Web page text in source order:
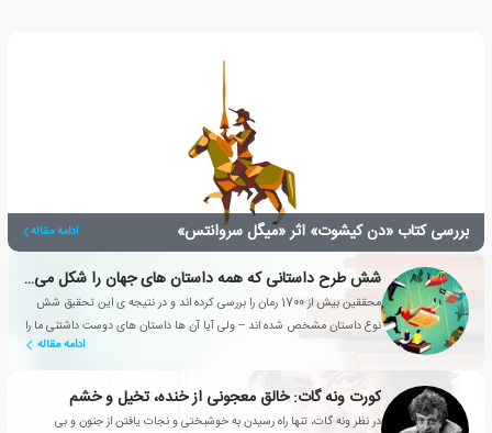
بررسی کتاب «دن کیشوت» اثر «میگل سروانتس» ادامه مقاله
شش طرح داستانی که همه داستان های جهان را شکل می دهند
محققین بیش از 1700 رمان را بررسی کرده اند و در نتیجه ی این تحقیق شش
نوع داستان مشخص شده اند – ولی آیا آن ها داستان های دوست داشتنی ما را
ادامه مقاله
کورت ونه گات: خالق معجونی از خنده، تخیل و خشم
در نظر ونه گات، تنها راه رسیدن به خوشبختی و نجات یافتن از جنون و بی